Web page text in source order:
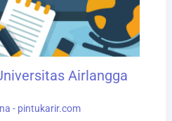
Airlangga
- pintukarir.com